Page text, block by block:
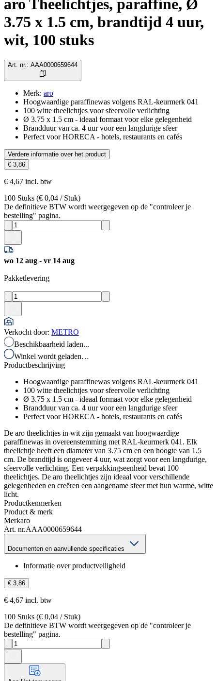
aro Theelichtjes, paraffine, Ø
3.75 x 1.5 cm, brandtijd 4 uur,
wit, 100 stuks
Art. nr. : AAA0000659644
Merk: aro
Hoogwaardige paraffinewas volgens RAL-keurmerk 041
100 witte theelichtjes voor sfeervolle verlichting
Ø 3.75 x 1.5 cm - ideaal formaat voor elke gelegenheid
Brandduur van ca. 4 uur voor een langdurige sfeer
Perfect voor HORECA - hotels, restaurants en cafés
Verdere informatie over het product
€ 3,86
€ 4,67 incl. btw
100 Stuks (€ 0,04 / Stuk)
De definitieve BTW wordt weergegeven op de "controleer je
bestelling" pagina.
wo 12 aug - vr 14 aug
Pakketlevering
Verkocht door: METRO
Beschikbaarheid laden...
Winkel wordt geladen…
Productbeschrijving
Hoogwaardige paraffinewas volgens RAL-keurmerk 041
100 witte theelichtjes voor sfeervolle verlichting
Ø 3.75 x 1.5 cm - ideaal formaat voor elke gelegenheid
Brandduur van ca. 4 uur voor een langdurige sfeer
Perfect voor HORECA - hotels, restaurants en cafés
De aro theelichtjes in wit zijn gemaakt van hoogwaardige
paraffinewas in overeenstemming met RAL-keurmerk 041. Elk
theelichtje heeft een diameter van 3.75 cm en een hoogte van 1.5
cm. De brandtijd is ongeveer 4 uur, wat zorgt voor een langdurige,
sfeervolle verlichting. Een verpakkingseenheid bevat 100
theelichtjes. De aro theelichtjes zijn ideaal voor verschillende
gelegenheden en creëren een aangename sfeer met hun warme, witte
licht.
Productkenmerken
Product & merk
Merkaro
Art. nr.AAA0000659644
Documenten en aanvullende specificaties
Informatie over productveiligheid
€ 3,86
€ 4,67 incl. btw
100 Stuks (€ 0,04 / Stuk)
De definitieve BTW wordt weergegeven op de "controleer je
bestelling" pagina.